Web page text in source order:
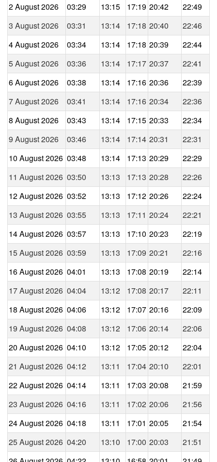
2 August 2026
03:29 13:15 17:19 20:42
22:49
3 August 2026
03:31 13:14 17:18 20:40
22:46
4 August 2026
03:34 13:14 17:18 20:39
22:44
5 August 2026
03:36 13:14 17:17 20:37
22:41
6 August 2026
03:38 13:14 17:16 20:36
22:39
7 August 2026
03:41 13:14 17:16 20:34
22:36
8 August 2026
03:43 13:14 17:15 20:33
22:34
9 August 2026
03:46 13:14 17:14 20:31
22:31
10 August 2026 03:48 13:14 17:13 20:29
22:29
11 August 2026 03:50 13:13 17:13 20:28
22:26
12 August 2026 03:52 13:13 17:12 20:26
22:24
13 August 2026 03:55 13:13 17:11 20:24
22:21
14 August 2026 03:57 13:13 17:10 20:23
22:19
15 August 2026 03:59 13:13 17:09 20:21
22:16
16 August 2026 04:01 13:13 17:08 20:19
22:14
17 August 2026 04:04 13:12 17:08 20:17
22:11
18 August 2026 04:06 13:12 17:07 20:16
22:09
19 August 2026 04:08 13:12 17:06 20:14
22:06
20 August 2026 04:10 13:12 17:05 20:12
22:04
21 August 2026 04:12 13:11 17:04 20:10
22:01
22 August 2026 04:14 13:11 17:03 20:08
21:59
23 August 2026 04:16 13:11 17:02 20:06
21:56
24 August 2026 04:18 13:11 17:01 20:05
21:54
25 August 2026 04:20 13:10 17:00 20:03
21:51